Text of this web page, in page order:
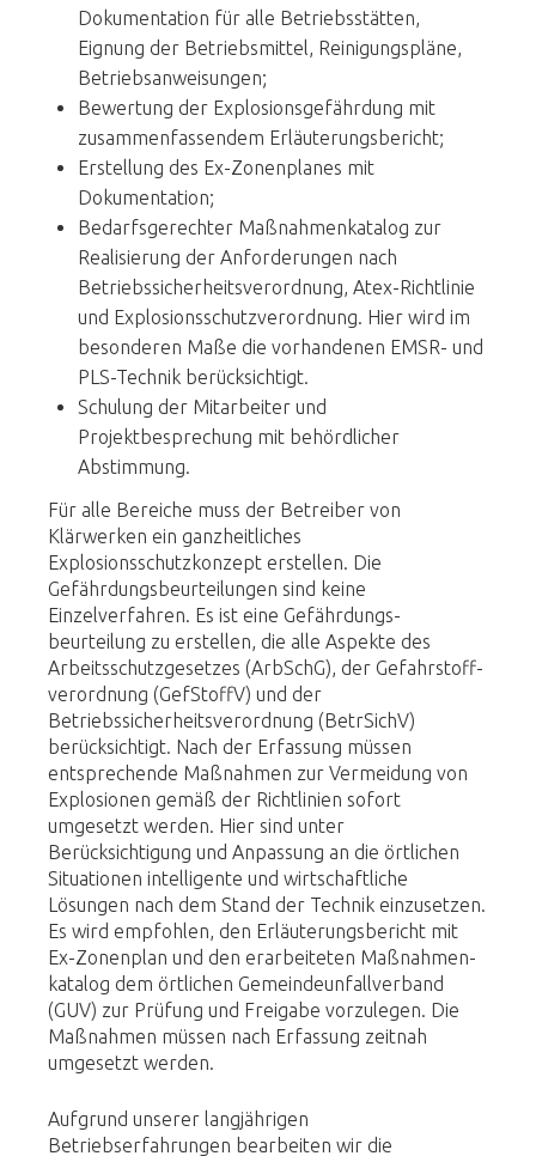
Dokumentation für alle Betriebsstätten,
Eignung der Betriebsmittel, Reinigungspläne,
Betriebsanweisungen;
Bewertung der Explosionsgefährdung mit
zusammenfassendem Erläuterungsbericht;
Erstellung des Ex-Zonenplanes mit
Dokumentation;
Bedarfsgerechter Maßnahmenkatalog zur
Realisierung der Anforderungen nach
Betriebssicherheitsverordnung, Atex-Richtlinie
und Explosionsschutzverordnung. Hier wird im
besonderen Maße die vorhandenen EMSR- und
PLS-Technik berücksichtigt.
Schulung der Mitarbeiter und
Projektbesprechung mit behördlicher
Abstimmung.
Für alle Bereiche muss der Betreiber von
Klärwerken ein ganzheitliches
Explosionsschutzkonzept erstellen. Die
Gefährdungsbeurteilungen sind keine
Einzelverfahren. Es ist eine Gefährdungs­
beurteilung zu erstellen, die alle Aspekte des
Arbeitsschutzgesetzes (ArbSchG), der Gefahrstoff­
verordnung (GefStoffV) und der
Betriebssicherheitsverordnung (BetrSichV)
berücksichtigt. Nach der Erfassung müssen
entsprechende Maßnahmen zur Vermeidung von
Explosionen gemäß der Richtlinien sofort
umgesetzt werden. Hier sind unter
Berücksichtigung und Anpassung an die örtlichen
Situationen intelligente und wirtschaftliche
Lösungen nach dem Stand der Technik einzusetzen.
Es wird empfohlen, den Erläuterungsbericht mit
Ex-Zonenplan und den erarbeiteten Maßnahmen­
katalog dem örtlichen Gemeindeunfallverband
(GUV) zur Prüfung und Freigabe vorzulegen. Die
Maßnahmen müssen nach Erfassung zeitnah
umgesetzt werden.
Aufgrund unserer langjährigen
Betriebserfahrungen bearbeiten wir die